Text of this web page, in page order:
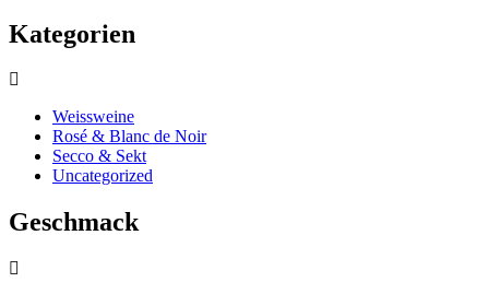
Kategorien
Weissweine
Rosé & Blanc de Noir
Secco & Sekt
Uncategorized
Geschmack